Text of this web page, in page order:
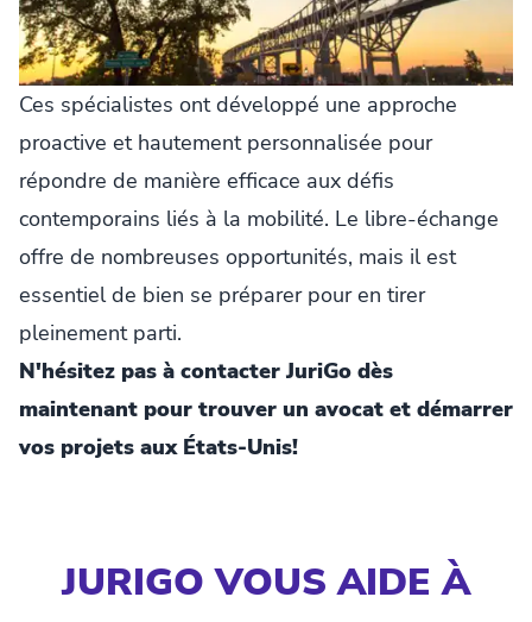
Ces spécialistes ont développé une approche
proactive et hautement personnalisée pour
répondre de manière efficace aux défis
contemporains liés à la mobilité. Le libre-échange
offre de nombreuses opportunités, mais il est
essentiel de bien se préparer pour en tirer
pleinement parti.
N'hésitez pas à contacter JuriGo dès
maintenant pour trouver un avocat et démarrer
vos projets aux États-Unis!
JURIGO VOUS AIDE À